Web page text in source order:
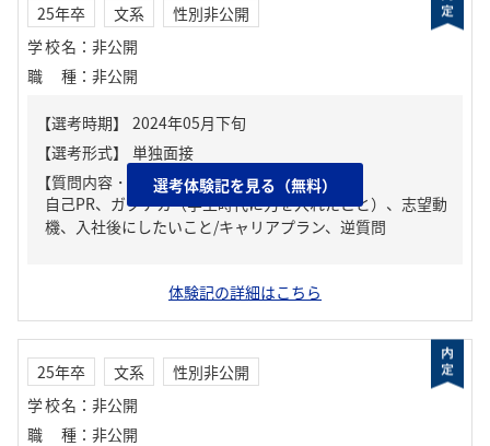
25年卒 文系
性別非公開
学校名 ： 非公開
職種 ： 非公開
【質問内容・課題】
自己PR、ガクチカ（学生時代に力を入れたこと）、志望動
機、入社後にしたいこと/キャリアプラン、逆質問
選考体験記を見る（無料）
体験記の詳細はこちら
25年卒 文系
性別非公開
学校名 ： 非公開
職種 ： 非公開